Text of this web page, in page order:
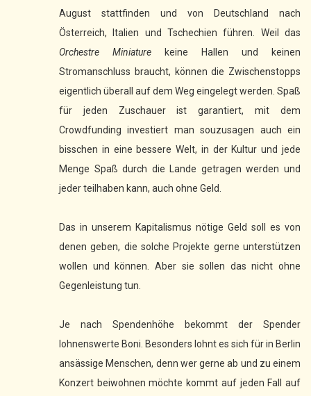
August stattfinden und von Deutschland nach
Österreich, Italien und Tschechien führen. Weil das
Orchestre Miniature keine Hallen und keinen
Stromanschluss braucht, können die Zwischenstopps
eigentlich überall auf dem Weg eingelegt werden. Spaß
für jeden Zuschauer ist garantiert, mit dem
Crowdfunding investiert man souzusagen auch ein
bisschen in eine bessere Welt, in der Kultur und jede
Menge Spaß durch die Lande getragen werden und
jeder teilhaben kann, auch ohne Geld.
Das in unserem Kapitalismus nötige Geld soll es von
denen geben, die solche Projekte gerne unterstützen
wollen und können. Aber sie sollen das nicht ohne
Gegenleistung tun.
Je nach Spendenhöhe bekommt der Spender
lohnenswerte Boni. Besonders lohnt es sich für in Berlin
ansässige Menschen, denn wer gerne ab und zu einem
Konzert beiwohnen möchte kommt auf jeden Fall auf